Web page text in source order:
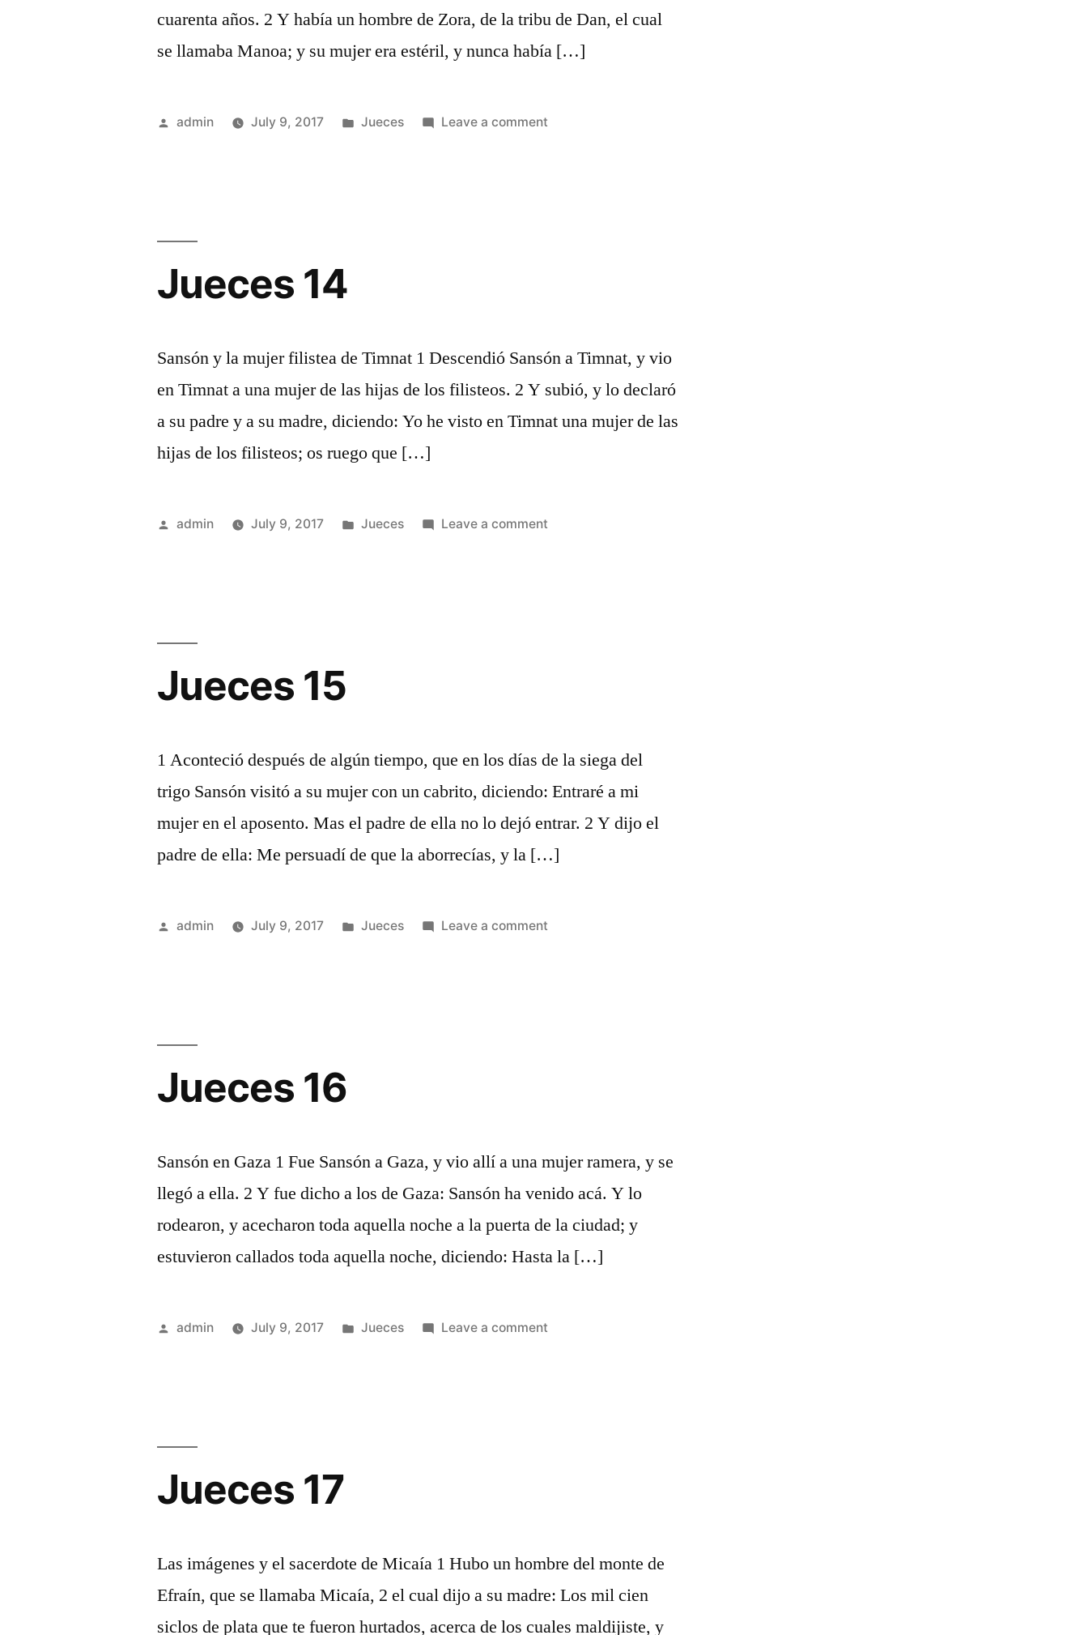
cuarenta años. 2 Y había un hombre de Zora, de la tribu de Dan, el cual
se llamaba Manoa; y su mujer era estéril, y nunca había […]
Posted
admin July 9, 2017
Posted
Jueces Leave a commenton
Jueces 14
Sansón y la mujer filistea de Timnat 1 Descendió Sansón a Timnat, y vio
en Timnat a una mujer de las hijas de los filisteos. 2 Y subió, y lo declaró
a su padre y a su madre, diciendo: Yo he visto en Timnat una mujer de las
hijas de los filisteos; os ruego que […]
Posted
admin July 9, 2017
Posted
Jueces Leave a commenton
Jueces 15
1 Aconteció después de algún tiempo, que en los días de la siega del
trigo Sansón visitó a su mujer con un cabrito, diciendo: Entraré a mi
mujer en el aposento. Mas el padre de ella no lo dejó entrar. 2 Y dijo el
padre de ella: Me persuadí de que la aborrecías, y la […]
Posted
admin July 9, 2017
Posted
Jueces Leave a commenton
Jueces 16
Sansón en Gaza 1 Fue Sansón a Gaza, y vio allí a una mujer ramera, y se
llegó a ella. 2 Y fue dicho a los de Gaza: Sansón ha venido acá. Y lo
rodearon, y acecharon toda aquella noche a la puerta de la ciudad; y
estuvieron callados toda aquella noche, diciendo: Hasta la […]
Posted
admin July 9, 2017
Posted
Jueces Leave a commenton
Jueces 17
Las imágenes y el sacerdote de Micaía 1 Hubo un hombre del monte de
Efraín, que se llamaba Micaía, 2 el cual dijo a su madre: Los mil cien
siclos de plata que te fueron hurtados, acerca de los cuales maldijiste, y